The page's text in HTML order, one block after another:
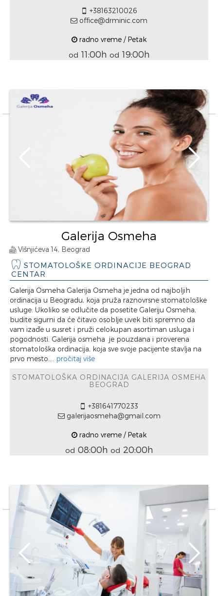
+38163210026
office@drminic.com
radno vreme / Petak
od 11:00h od 19:00h
Galerija Osmeha
Višnjićeva 14, Beograd
STOMATOLOŠKE ORDINACIJE BEOGRAD
CENTAR
Galerija Osmeha Galerija Osmeha je jedna od najboljih
ordinacija u Beogradu, koja pruža raznovrsne stomatološke
usluge. Ukoliko se odlučite da posetite Galeriju Osmeha,
budite sigurni da će čitavo osoblje uvek biti spremno da
vam izađe u susret i pruži celokupan asortiman usluga i
pogodnosti. Galerija osmeha je pouzdana i proverena
stomatološka ordinacija, koja sve svoje pacijente stavlja na
prvo mesto.... pročitaj više
STOMATOLOŠKA ORDINACIJA GALERIJA OSMEHA
BEOGRAD
+381641770233
galerijaosmeha@gmail.com
radno vreme / Petak
od 08:00h od 20:00h